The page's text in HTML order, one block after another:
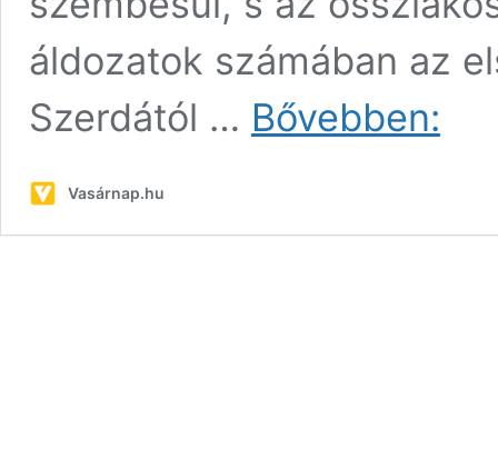
áldozatok számában az
Szerdától … Bővebben:
Vasárnap.hu